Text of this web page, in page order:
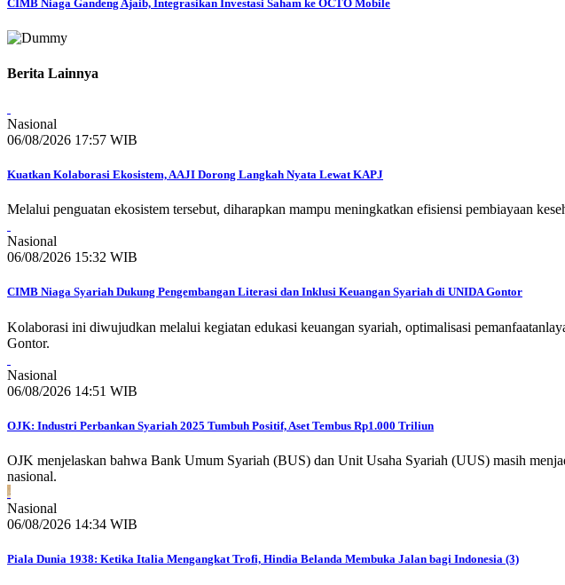
CIMB Niaga Gandeng Ajaib, Integrasikan Investasi Saham ke OCTO Mobile
Berita Lainnya
Nasional
06/08/2026 17:57 WIB
Kuatkan Kolaborasi Ekosistem, AAJI Dorong Langkah Nyata Lewat KAPJ
Melalui penguatan ekosistem tersebut, diharapkan mampu meningkatkan efisiensi pembiayaan
Nasional
06/08/2026 15:32 WIB
CIMB Niaga Syariah Dukung Pengembangan Literasi dan Inklusi Keuangan Syariah di UNIDA Gontor
Kolaborasi ini diwujudkan melalui kegiatan edukasi keuangan syariah, optimalisasi
Gontor.
Nasional
06/08/2026 14:51 WIB
OJK: Industri Perbankan Syariah 2025 Tumbuh Positif, Aset Tembus Rp1.000 Triliun
OJK menjelaskan bahwa Bank Umum Syariah (BUS) dan Unit Usaha Syariah (UUS) masih
nasional.
Nasional
06/08/2026 14:34 WIB
Piala Dunia 1938: Ketika Italia Mengangkat Trofi, Hindia Belanda Membuka Jalan bagi Indonesia (3)